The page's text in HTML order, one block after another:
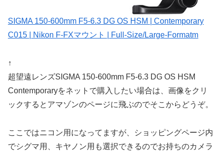
SIGMA 150-600mm F5-6.3 DG OS HSM | Contemporary
C015 | Nikon F-FXマウント | Full-Size/Large-Formatm
↑
超望遠レンズSIGMA 150-600mm F5-6.3 DG OS HSM
Contemporaryをネットで購入したい場合は、画像をクリ
ックするとアマゾンのページに飛ぶのでそこからどうぞ。
ここではニコン用になってますが、
ショッピングページ内
でシグマ用、キヤノン用も選択できるのでお持ちのカメラ